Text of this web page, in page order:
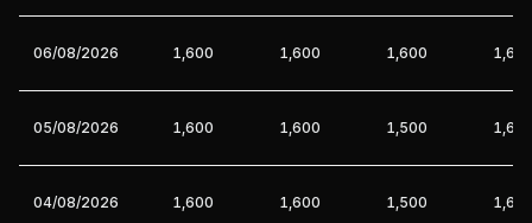
06/08/2026 1,600 1,600 1,600
05/08/2026 1,600 1,600 1,500
04/08/2026 1,600 1,600 1,500